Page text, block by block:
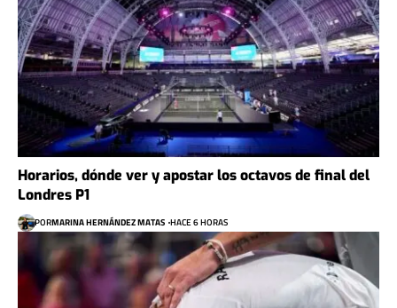
Horarios, dónde ver y apostar los octavos de final del
Londres P1
PORMARINA HERNÁNDEZ MATAS HACE 6 HORAS